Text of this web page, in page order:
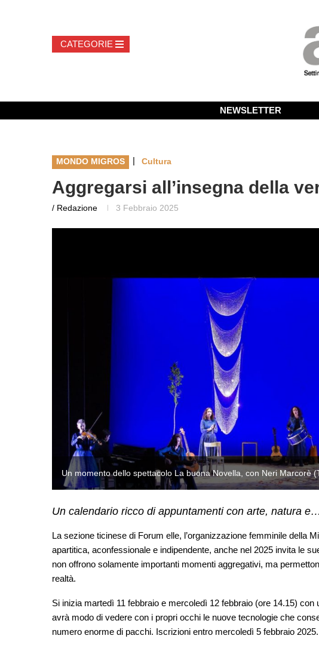
NEWSLETTER
MONDO MIGROS | Cultura
Aggregarsi all’insegna della
/ Redazione 3 Febbraio 2025
Un momento dello spettacolo La buona Novella, con Neri Marcorè
Un calendario ricco di appuntamenti con arte, natura
La sezione ticinese di Forum elle, l’organizzazione femminile della
apartitica, aconfessionale e indipendente, anche nel 2025 invita le
non offrono solamente importanti momenti aggregativi, ma
realtà.
Si inizia martedì 11 febbraio e mercoledì 12 febbraio (ore 14.15) con
avrà modo di vedere con i propri occhi le nuove tecnologie che
numero enorme di pacchi. Iscrizioni entro mercoledì 5 febbraio 2025.